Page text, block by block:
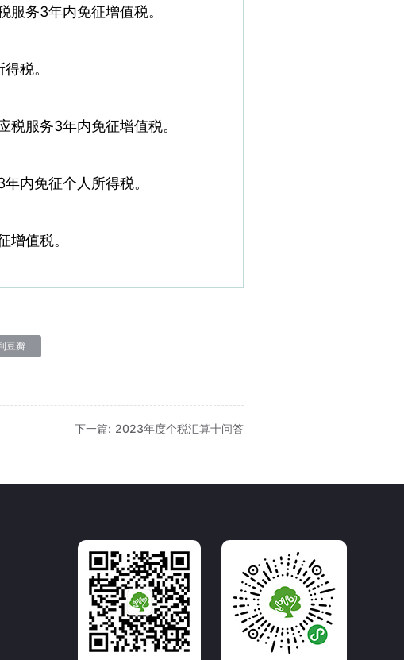
务3年内免征增值税。
税。
服务3年内免征增值税。
内免征个人所得税。
值税。
豆瓣
下一篇: 2023年度个税汇算十问答